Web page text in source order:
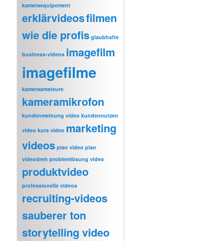
kameraequipement
erklärvideosfilmen
wie die profis glaubhafte
business-videos imagefilm
imagefilme
kameraamateure
kameramikrofon
kundenmeinung video kundennutzen
video kurs video marketing
videos plan video plan
videodreh problemlösung video
produktvideo
professionelle videos
recruiting-videos
sauberer ton
storytelling video